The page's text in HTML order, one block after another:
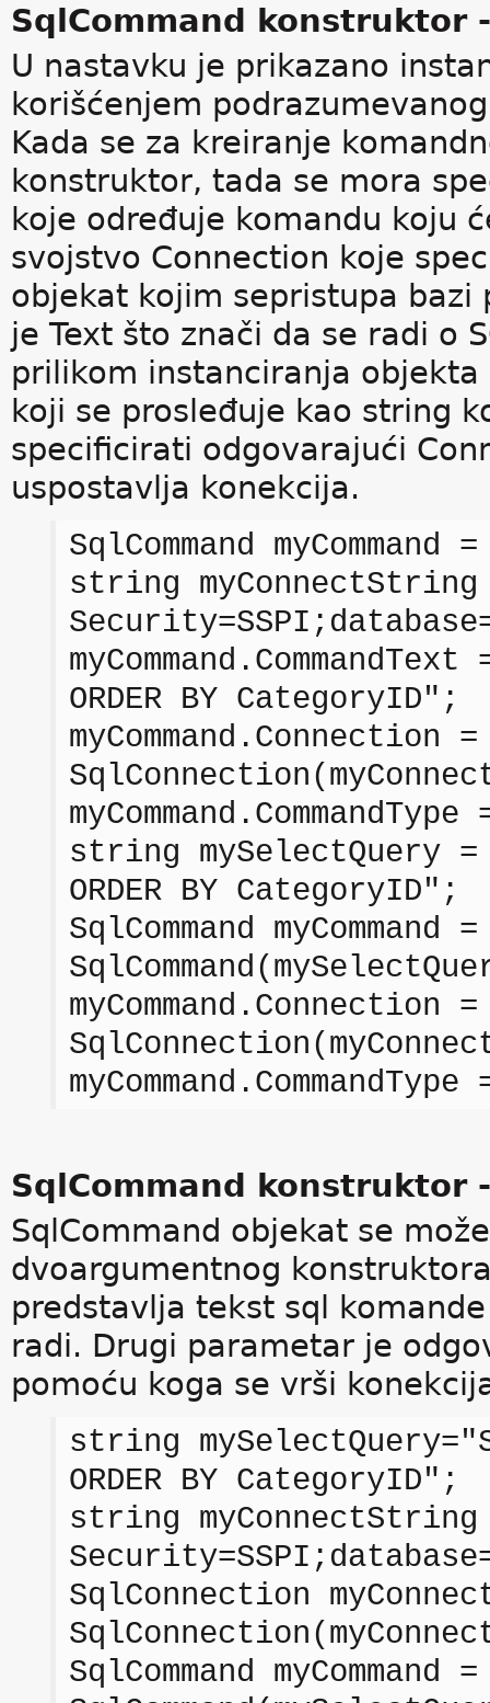
SqlCommand konstruktor
U nastavku je prikazano
korišćenjem
Kada se za kreiranje
konstruktor, tada se mora
koje određuje komandu koju
svojstvo Connection koje
objekat kojim sepristupa bazi
je Text što znači da se radi o
prilikom instanciranja
koji se prosleđuje kao string
specificirati odgovarajući
uspostavlja konekcija.
SqlCommand myCommand
string
ORDER BY CategoryID";
myCommand.Connection =
string mySelectQuery =
ORDER BY CategoryID";
SqlCommand myCommand
myCommand.Connection =
SqlCommand konstruktor
SqlCommand objekat se
dvoargumentnog
predstavlja tekst sql
radi. Drugi parametar je
pomoću koga se vrši
string
ORDER BY CategoryID";
string
SqlConnection
SqlCommand myCommand